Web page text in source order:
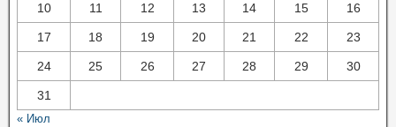
10 11 12 13 14 15 16
17 18 19 20 21 22 23
24 25 26 27 28 29 30
31
« Июл